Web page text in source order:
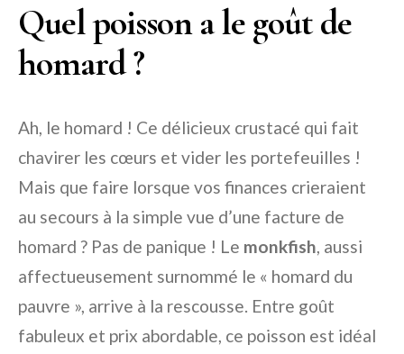
Quel poisson a le goût de
homard ?
Ah, le homard ! Ce délicieux crustacé qui fait
chavirer les cœurs et vider les portefeuilles !
Mais que faire lorsque vos finances crieraient
au secours à la simple vue d’une facture de
homard ? Pas de panique ! Le monkfish, aussi
affectueusement surnommé le « homard du
pauvre », arrive à la rescousse. Entre goût
fabuleux et prix abordable, ce poisson est idéal